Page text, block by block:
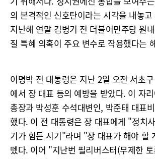
의 본격적인 신호탄이라는 시각을 내놓
지난해 연말 김병기 전 더불어민주당 원
질 특혜 의혹이 주요 변수로 작용했다는
이명박 전 대통령은 지난 2일 오전 서초
에서 장 대표 등의 예방을 받았다. 이 자
총장과 박성훈 수석대변인, 박준태 대표
했다. 이 전 대통령은 장 대표에게 "정치
기가 힘든 시기"라며 "장 대표가 해야 할
뗐다. 이어 "지난번 필리버스터(무제한